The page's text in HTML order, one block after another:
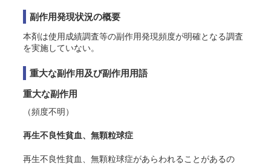
副作用発現状況の概要
本剤は使用成績調査等の副作用発現頻度が明確となる調査
を実施していない。
重大な副作用及び副作用用語
重大な副作用
（頻度不明）
再生不良性貧血、無顆粒球症
再生不良性貧血、無顆粒球症があらわれることがあるの